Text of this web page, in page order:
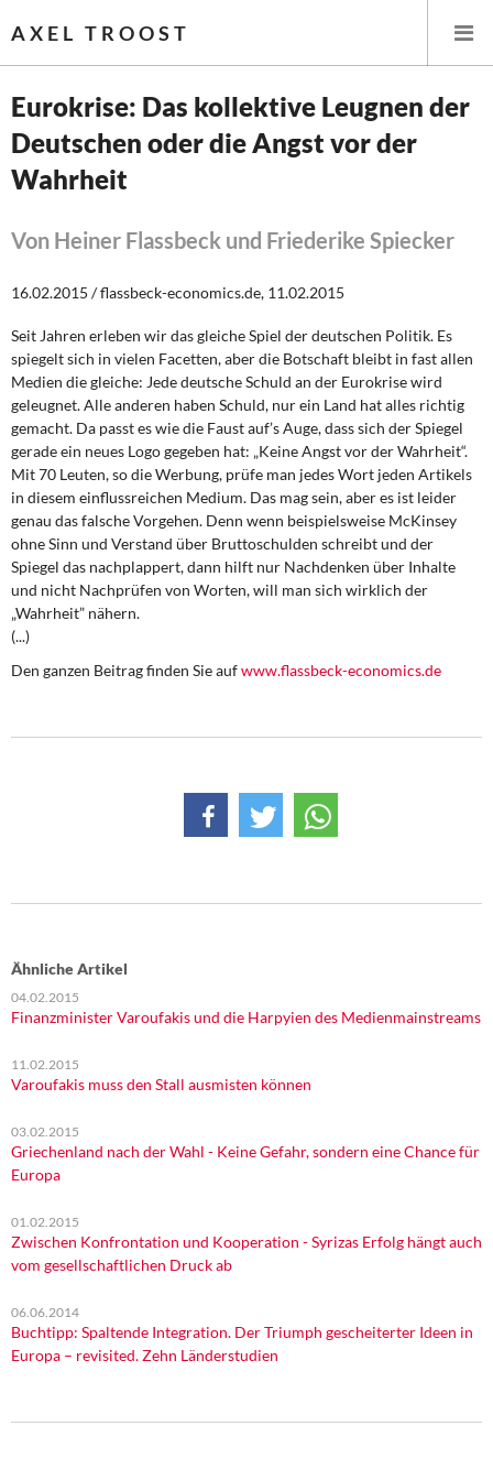
AXEL TROOST
Startseite
Leitlinien linker Wirtschafts- und Finanzpolitik
Wirtschaftspolitik
Steuer- und Finanzpolitik
Öffentliche Infrastruktur und Daseinsvorsorge
Eurokrise und Griechenland
DIE LINKE
Weitere Themen
Memo-Gruppe
Institut Solidarische Moderne
Eurokrise: Das kollektive Leugnen der
Deutschen oder die Angst vor der
Wahrheit
Von Heiner Flassbeck und Friederike Spiecker
16.02.2015 / flassbeck-economics.de, 11.02.2015
Seit Jahren erleben wir das gleiche Spiel der deutschen Politik. Es
spiegelt sich in vielen Facetten, aber die Botschaft bleibt in fast allen
Medien die gleiche: Jede deutsche Schuld an der Eurokrise wird
geleugnet. Alle anderen haben Schuld, nur ein Land hat alles richtig
gemacht. Da passt es wie die Faust auf’s Auge, dass sich der Spiegel
gerade ein neues Logo gegeben hat: „Keine Angst vor der Wahrheit“.
Mit 70 Leuten, so die Werbung, prüfe man jedes Wort jeden Artikels
in diesem einflussreichen Medium. Das mag sein, aber es ist leider
genau das falsche Vorgehen. Denn wenn beispielsweise McKinsey
ohne Sinn und Verstand über Bruttoschulden schreibt und der
Spiegel das nachplappert, dann hilft nur Nachdenken über Inhalte
und nicht Nachprüfen von Worten, will man sich wirklich der
„Wahrheit” nähern.
(...)
Den ganzen Beitrag finden Sie aufwww.flassbeck-economics.de
Ähnliche Artikel
04.02.2015
Finanzminister Varoufakis und die Harpyien des Medienmainstreams
11.02.2015
Varoufakis muss den Stall ausmisten können
03.02.2015
Griechenland nach der Wahl - Keine Gefahr, sondern eine Chance für
Europa
01.02.2015
Zwischen Konfrontation und Kooperation - Syrizas Erfolg hängt auch
vom gesellschaftlichen Druck ab
06.06.2014
Buchtipp: Spaltende Integration. Der Triumph gescheiterter Ideen in
Europa – revisited. Zehn Länderstudien